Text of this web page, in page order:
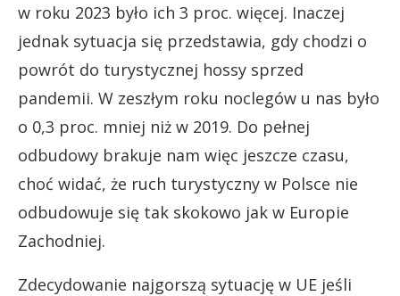
w roku 2023 było ich 3 proc. więcej. Inaczej
jednak sytuacja się przedstawia, gdy chodzi o
powrót do turystycznej hossy sprzed
pandemii. W zeszłym roku noclegów u nas było
o 0,3 proc. mniej niż w 2019. Do pełnej
odbudowy brakuje nam więc jeszcze czasu,
choć widać, że ruch turystyczny w Polsce nie
odbudowuje się tak skokowo jak w Europie
Zachodniej.
Zdecydowanie najgorszą sytuację w UE jeśli